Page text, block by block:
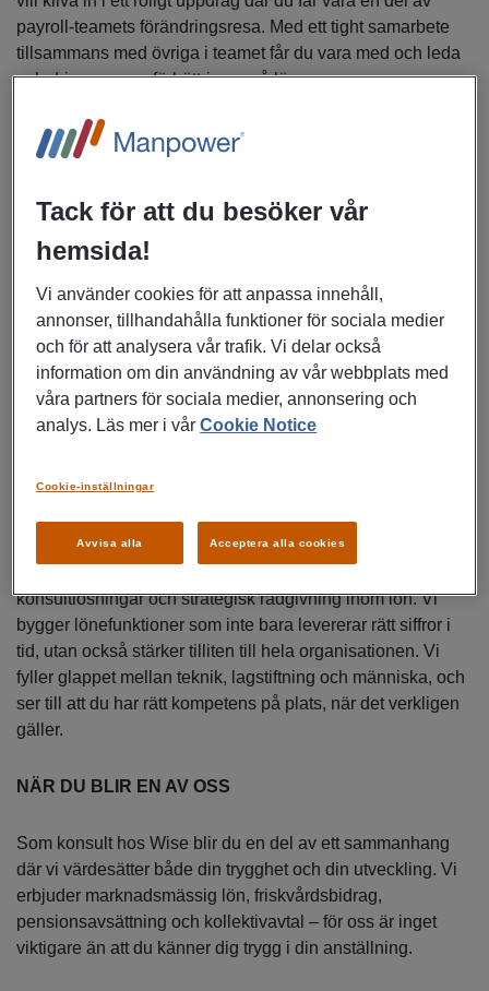
payroll-teamets förändringsresa. Med ett tight samarbete
tillsammans med övriga i teamet får du vara med och leda
och driva processförbättringar på lön.
Arbetet kommer bland annat innefatta förbättring och
utvecklingsarbete kopplat till rapporter och kontroller,
besitta systemkompetensen, också är trygg i att leda
arbetet och implementera de nya arbetssätten i payroll-
Det är starkt meriterande om du har erfarenhet av HRM-
software sedan tidigare.
Kund utgår från sitt kontor i Storstockholm och tillämpar
office first policy, med möjlighet till arbete hemifrån en dag
konsultlösningar och strategisk rådgivning inom lön. Vi
bygger lönefunktioner som inte bara levererar rätt siffror i
tid, utan också stärker tilliten till hela organisationen. Vi
fyller glappet mellan teknik, lagstiftning och människa, och
ser till att du har rätt kompetens på plats, när det verkligen
gäller.
NÄR DU BLIR EN AV OSS
Som konsult hos Wise blir du en del av ett sammanhang
där vi värdesätter både din trygghet och din utveckling. Vi
erbjuder marknadsmässig lön, friskvårdsbidrag,
pensionsavsättning och kollektivavtal – för oss är inget
viktigare än att du känner dig trygg i din anställning.
Tack för att du besöker vår
hemsida!
Vi använder cookies för att anpassa innehåll,
annonser, tillhandahålla funktioner för sociala medier
och för att analysera vår trafik. Vi delar också
information om din användning av vår webbplats med
våra partners för sociala medier, annonsering och
analys. Läs mer i vårCookie Notice
Avvisa alla Acceptera alla cookies
Cookie-inställningar